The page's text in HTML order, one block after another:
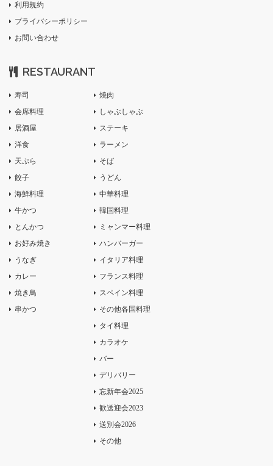
利用規約
プライバシーポリシー
お問い合わせ
RESTAURANT
寿司
会席料理
居酒屋
洋食
天ぷら
餃子
海鮮料理
牛かつ
とんかつ
お好み焼き
うなぎ
カレー
焼き鳥
串かつ
焼肉
しゃぶしゃぶ
ステーキ
ラーメン
そば
うどん
中華料理
韓国料理
ミャンマー料理
ハンバーガー
イタリア料理
フランス料理
スペイン料理
その他各国料理
タイ料理
カラオケ
バー
デリバリー
忘新年会2025
歓送迎会2023
送別会2026
その他